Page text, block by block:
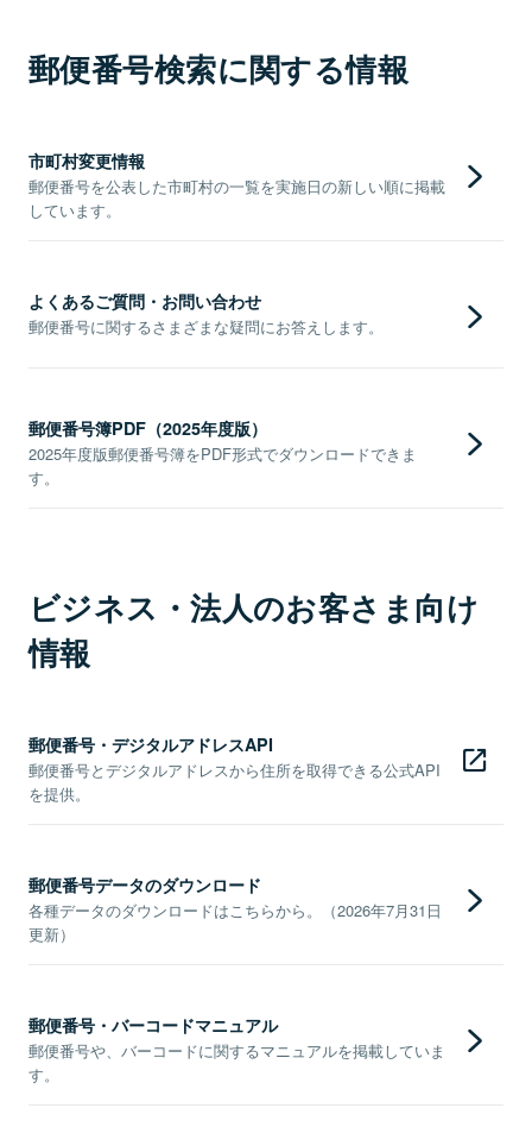
郵便番号検索に関する情報
市町村変更情報
郵便番号を公表した市町村の一覧を実施日の新しい順に掲載
しています。
よくあるご質問・お問い合わせ
郵便番号に関するさまざまな疑問にお答えします。
郵便番号簿PDF（2025年度版）
2025年度版郵便番号簿をPDF形式でダウンロードできま
す。
ビジネス・法人のお客さま向け
情報
郵便番号・デジタルアドレスAPI
郵便番号とデジタルアドレスから住所を取得できる公式API
を提供。
郵便番号データのダウンロード
各種データのダウンロードはこちらから。（2026年7月31日
更新）
郵便番号・バーコードマニュアル
郵便番号や、バーコードに関するマニュアルを掲載していま
す。